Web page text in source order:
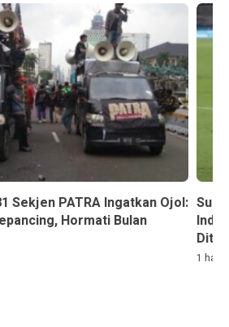
Sekjen PATRA Ingatkan Ojol:
Hormati Bulan
1 hari